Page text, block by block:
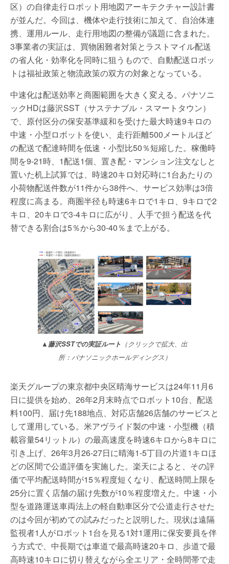
区）の自律走行ロボット用地図アーキテクチャー設計書
が並んだ。今回は、機体や走行技術に加えて、自治体連
携、運用ルール、走行用地図の整備が議題に含まれた。
3事業者の実証は、買物困難者対策とラストマイル配送
の省人化・効率化を同時に狙うもので、自動配送ロボッ
トは福祉政策と物流政策の双方の対象となっている。
中速化は配送効率と商圏範囲を大きく変える。パナソニ
ックHDは藤沢SST（サステナブル・スマートタウン）
で、原付区分の保安基準緩和を受けた最大時速9キロの
中速・小型ロボットを使い、走行距離500メートルほど
の配送で配達時間を低速・小型比50％短縮した。稼働時
間を9-21時、1配送1個、置き配・マンション注文なしと
置いた机上試算では、時速20キロ対応時に1台あたりの
小荷物配送件数が11件から38件へ、サービス効率は3倍
程度に高まる。商圏半径も時速6キロで1キロ、9キロで2
キロ、20キロで3-4キロに広がり、人手で担う配送を代
替できる割合は5％から30-40％まで上がる。
▲藤沢SSTでの実証ルート
（クリックで拡大、出
所：パナソニックホールディングス）
楽天グループの東京都中央区晴海サービスは24年11月6
日に提供を始め、26年2月末時点でロボット10台、配送
料100円、届け先188地点、対応店舗26店舗のサービスと
して運用している。米アヴライド製の中速・小型機（積
載容量54リットル）の最高速度を時速6キロから8キロに
引き上げ、26年3月26-27日に晴海1-5丁目の片道1キロほ
どの区間で公道評価を実施した。楽天によると、その評
価で平均配送時間が15％程度短くなり、配送時間上限を
25分に置く店舗の届け先数が10％程度増えた。中速・小
型を道路運送車両法上の軽自動車区分で公道走行させた
のは今回が初めての試みだったと説明した。現状は遠隔
監視者1人がロボット1台を見る1対1運用に保安要員を伴
う方式で、中長期では車道で最高時速20キロ、歩道で最
高時速10キロに切り替えながら全エリア・全時間帯で走